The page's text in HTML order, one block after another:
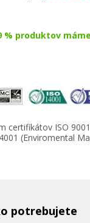
% produktov máme
certifikátov ISO
(Enviromental
potrebujete